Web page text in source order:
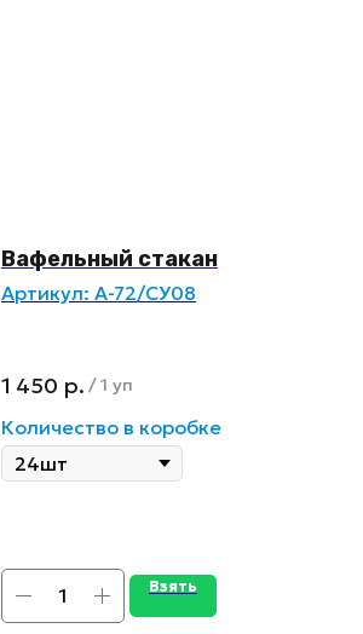
Вафельный стакан
Артикул: А-72/СУ08
1 450 р. /1 уп
Количество в коробке
Взять